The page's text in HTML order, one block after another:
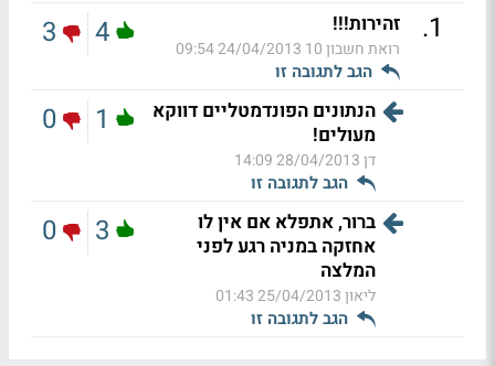
1
. זהירות!!!
רואת חשבון 10 24/04/2013 09:54
הגב לתגובה זו
4
3
הנתונים הפונדמטליים דווקא
מעולים!
דן28/04/2013 14:09
הגב לתגובה זו
1
0
ברור, אתפלא אם אין לו
אחזקה במניה רגע לפני
המלצה
ליאון25/04/2013 01:43
הגב לתגובה זו
3
0